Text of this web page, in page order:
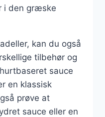
i den græske
kan du også
tilbehør og
sauce
en klassisk
prøve at
sauce eller en